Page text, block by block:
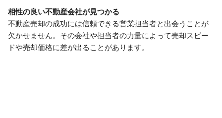
相性の良い不動産会社が見つかる
不動産売却の成功には信頼できる営業担当者と出会うことが
欠かせません。その会社や担当者の力量によって売却スピー
ドや売却価格に差が出ることがあります。